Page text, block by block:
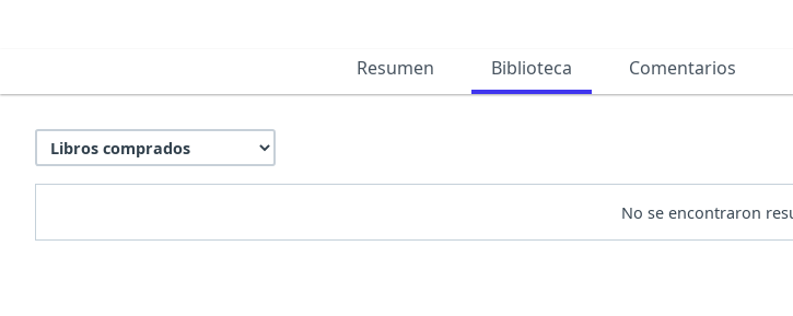
Resumen Biblioteca Comentarios
No se encontraron